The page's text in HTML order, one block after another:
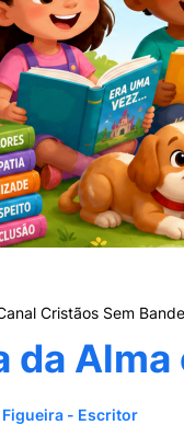
Cristãos Sem
da
- Escritor